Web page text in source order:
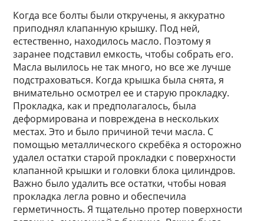
Когда все болты были откручены, я аккуратно
приподнял клапанную крышку. Под ней,
естественно, находилось масло. Поэтому я
заранее подставил емкость, чтобы собрать его.
Масла вылилось не так много, но все же лучше
подстраховаться. Когда крышка была снята, я
внимательно осмотрел ее и старую прокладку.
Прокладка, как и предполагалось, была
деформирована и повреждена в нескольких
местах. Это и было причиной течи масла. С
помощью металлического скребёка я осторожно
удалел остатки старой прокладки с поверхности
клапанной крышки и головки блока цилиндров.
Важно было удалить все остатки, чтобы новая
прокладка легла ровно и обеспечила
герметичность. Я тщательно протер поверхности